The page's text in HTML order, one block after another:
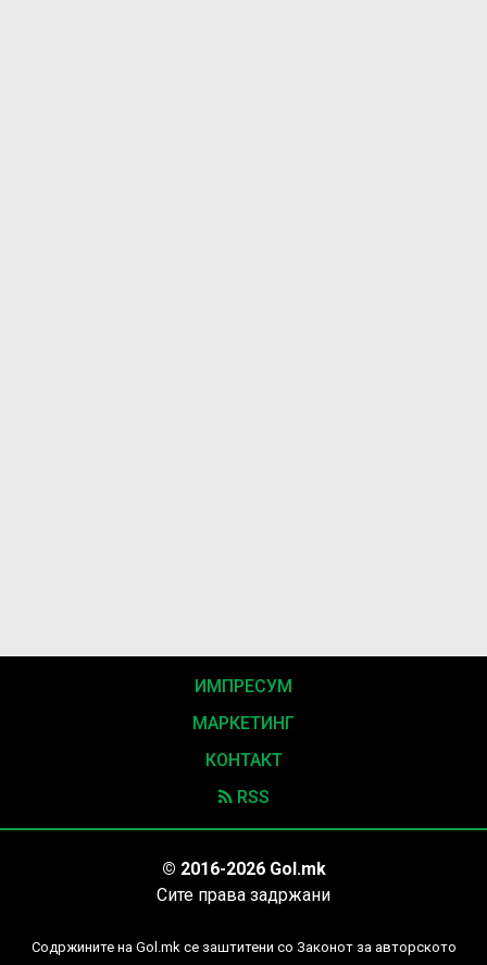
ИМПРЕСУМ
МАРКЕТИНГ
КОНТАКТ
RSS
© 2016-2026 Gol.mk
Сите права задржани
Содржините на Gol.mk се заштитени со Законот за авторското